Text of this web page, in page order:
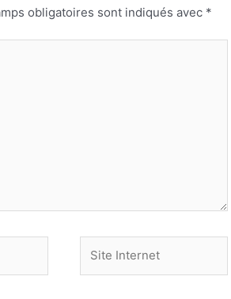
obligatoires sont indiqués avec *
Internet